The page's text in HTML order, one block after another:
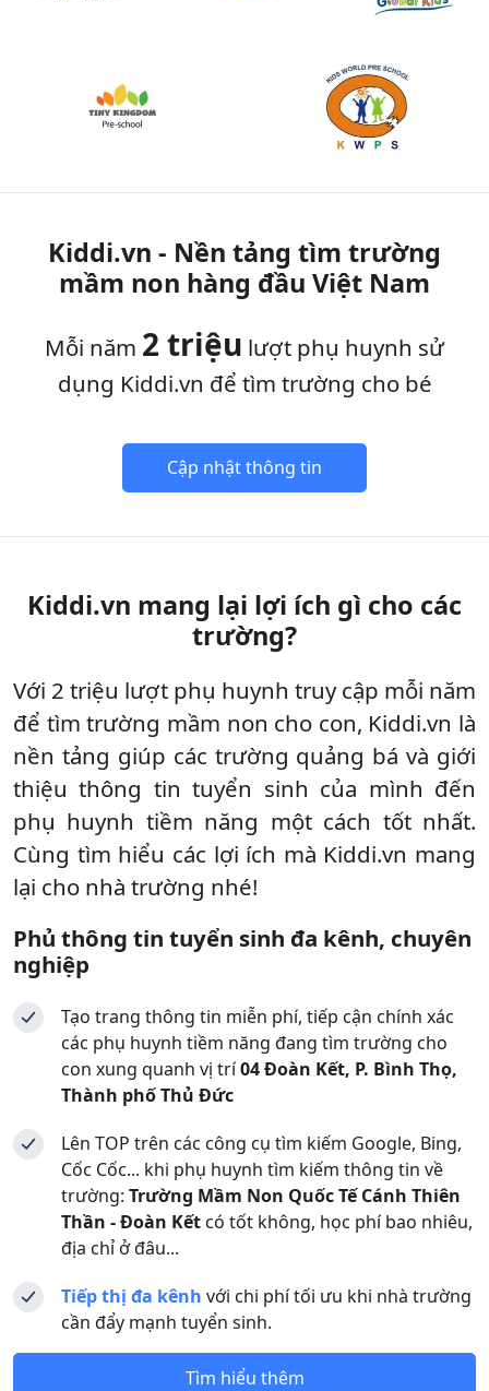
Kiddi.vn - Nền tảng tìm trường
mầm non hàng đầu Việt Nam
Mỗi năm 2 triệu lượt phụ huynh sử
dụng Kiddi.vn để tìm trường cho bé
Cập nhật thông tin
Kiddi.vn mang lại lợi ích gì cho các
trường?
Với 2 triệu lượt phụ huynh truy cập mỗi năm
để tìm trường mầm non cho con, Kiddi.vn là
nền tảng giúp các trường quảng bá và giới
thiệu thông tin tuyển sinh của mình đến
phụ huynh tiềm năng một cách tốt nhất.
Cùng tìm hiểu các lợi ích mà Kiddi.vn mang
lại cho nhà trường nhé!
Phủ thông tin tuyển sinh đa kênh, chuyên
nghiệp
Tạo trang thông tin miễn phí, tiếp cận chính xác
các phụ huynh tiềm năng đang tìm trường cho
con xung quanh vị trí04 Đoàn Kết, P. Bình Thọ,
Thành phố Thủ Đức
Lên TOP trên các công cụ tìm kiếm Google, Bing,
Cốc Cốc... khi phụ huynh tìm kiếm thông tin về
trường: Trường Mầm Non Quốc Tế Cánh Thiên
Thần - Đoàn Kết có tốt không, học phí bao nhiêu,
địa chỉ ở đâu...
Tiếp thị đa kênh với chi phí tối ưu khi nhà trường
cần đẩy mạnh tuyển sinh.
Tìm hiểu thêm